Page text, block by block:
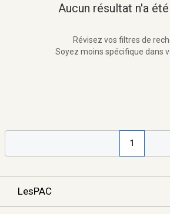
Aucun résultat n'a
Révisez vos filtres de
Soyez moins spécifique dans
1
LesPAC